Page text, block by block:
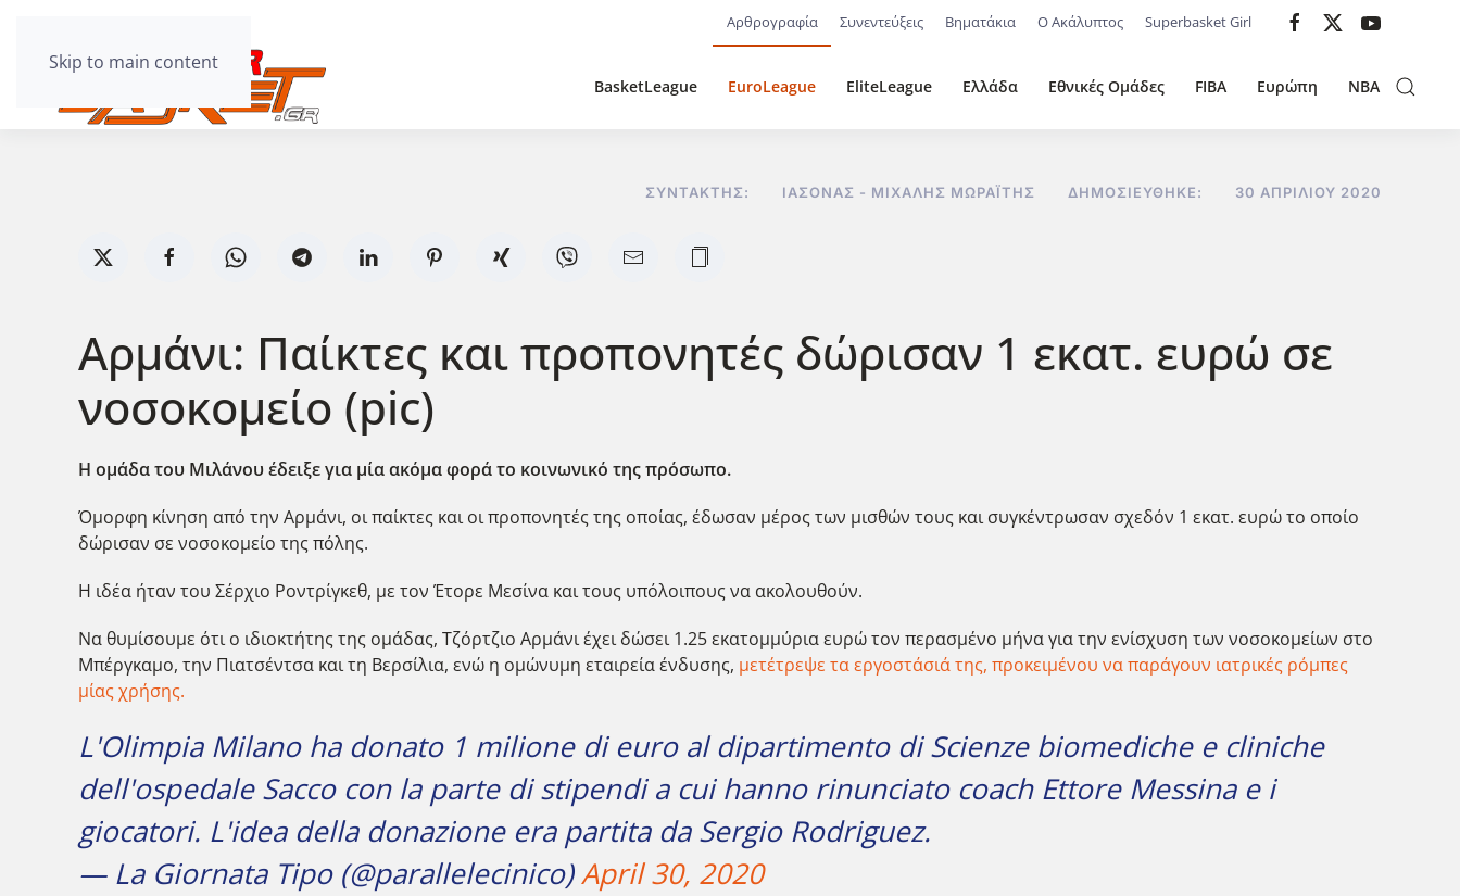
Skip to main content
Αρθρογραφία Συνεντεύξεις Βηματάκια Ο Ακάλυπτος Superbasket Girl
BasketLeague EuroLeague EliteLeague Ελλάδα Εθνικές Ομάδες FIBA Ευρώπη NBA
ΣΥΝΤΆΚΤΗΣ: ΙΆΣΟΝΑΣ - ΜΙΧΆΛΗΣ ΜΩΡΑΪ́ΤΗΣ ΔΗΜΟΣΙΕΎΘΗΚΕ: 30 ΑΠΡΙΛΊΟΥ 2020
Αρμάνι: Παίκτες και προπονητές δώρισαν 1 εκατ. ευρώ σε
νοσοκομείο (pic)
Η ομάδα του Μιλάνου έδειξε για μία ακόμα φορά το κοινωνικό της πρόσωπο.
Όμορφη κίνηση από την Αρμάνι, οι παίκτες και οι προπονητές της οποίας, έδωσαν μέρος των μισθών τους και συγκέντρωσαν σχεδόν 1 εκατ. ευρώ το οποίο
δώρισαν σε νοσοκομείο της πόλης.
Η ιδέα ήταν του Σέρχιο Ροντρίγκεθ, με τον Έτορε Μεσίνα και τους υπόλοιπους να ακολουθούν.
Να θυμίσουμε ότι ο ιδιοκτήτης της ομάδας, Τζόρτζιο Αρμάνι έχει δώσει 1.25 εκατομμύρια ευρώ τον περασμένο μήνα για την ενίσχυση των νοσοκομείων στο
Μπέργκαμο, την Πιατσέντσα και τη Βερσίλια, ενώ η ομώνυμη εταιρεία ένδυσης, μετέτρεψε τα εργοστάσιά της, προκειμένου να παράγουν ιατρικές ρόμπες
μίας χρήσης.
L'Olimpia Milano ha donato 1 milione di euro al dipartimento di Scienze biomediche e cliniche
dell'ospedale Sacco con la parte di stipendi a cui hanno rinunciato coach Ettore Messina e i
giocatori. L'idea della donazione era partita da Sergio Rodriguez.
— La Giornata Tipo (@parallelecinico)April 30, 2020